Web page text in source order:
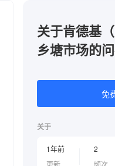
关于肯德基
乡塘市场的
免
关于
1年前
更新
2
频次